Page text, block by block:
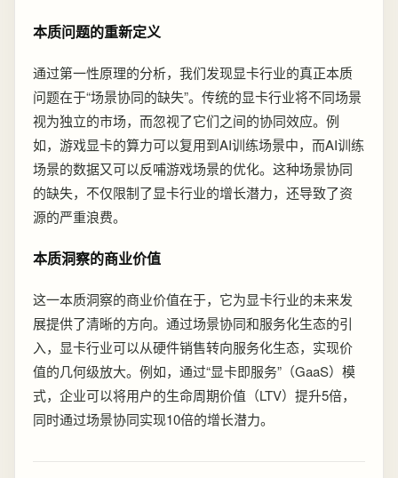
本质问题的重新定义
通过第一性原理的分析，我们发现显卡行业的真正本质
问题在于“场景协同的缺失”。传统的显卡行业将不同场景
视为独立的市场，而忽视了它们之间的协同效应。例
如，游戏显卡的算力可以复用到AI训练场景中，而AI训练
场景的数据又可以反哺游戏场景的优化。这种场景协同
的缺失，不仅限制了显卡行业的增长潜力，还导致了资
源的严重浪费。
本质洞察的商业价值
这一本质洞察的商业价值在于，它为显卡行业的未来发
展提供了清晰的方向。通过场景协同和服务化生态的引
入，显卡行业可以从硬件销售转向服务化生态，实现价
值的几何级放大。例如，通过“显卡即服务”（GaaS）模
式，企业可以将用户的生命周期价值（LTV）提升5倍，
同时通过场景协同实现10倍的增长潜力。